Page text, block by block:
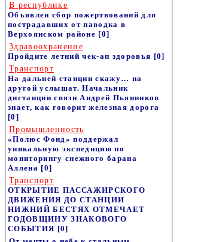
В республике
Объявлен сбор пожертвований для
пострадавших от паводка в
Верхоянском районе [0]
Здравоохранение
Пройдите летний чек-ап здоровья [0]
Транспорт
На дальней станции скажу… на
другой услышат. Начальник
дистанции связи Андрей Пьянников
знает, как говорит железная дорога
[0]
Промышленность
«Полюс Фонд» поддержал
уникальную экспедицию по
мониторингу снежного барана
Аллена [0]
Транспорт
ОТКРЫТИЕ ПАССАЖИРСКОГО
ДВИЖЕНИЯ ДО СТАНЦИИ
НИЖНИЙ БЕСТЯХ ОТМЕЧАЕТ
ГОДОВЩИНУ ЗНАКОВОГО
СОБЫТИЯ [0]